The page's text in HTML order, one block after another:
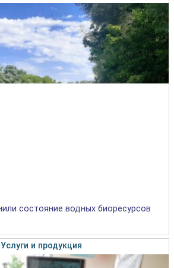
состояние водных биоресурсов
Услуги и продукция